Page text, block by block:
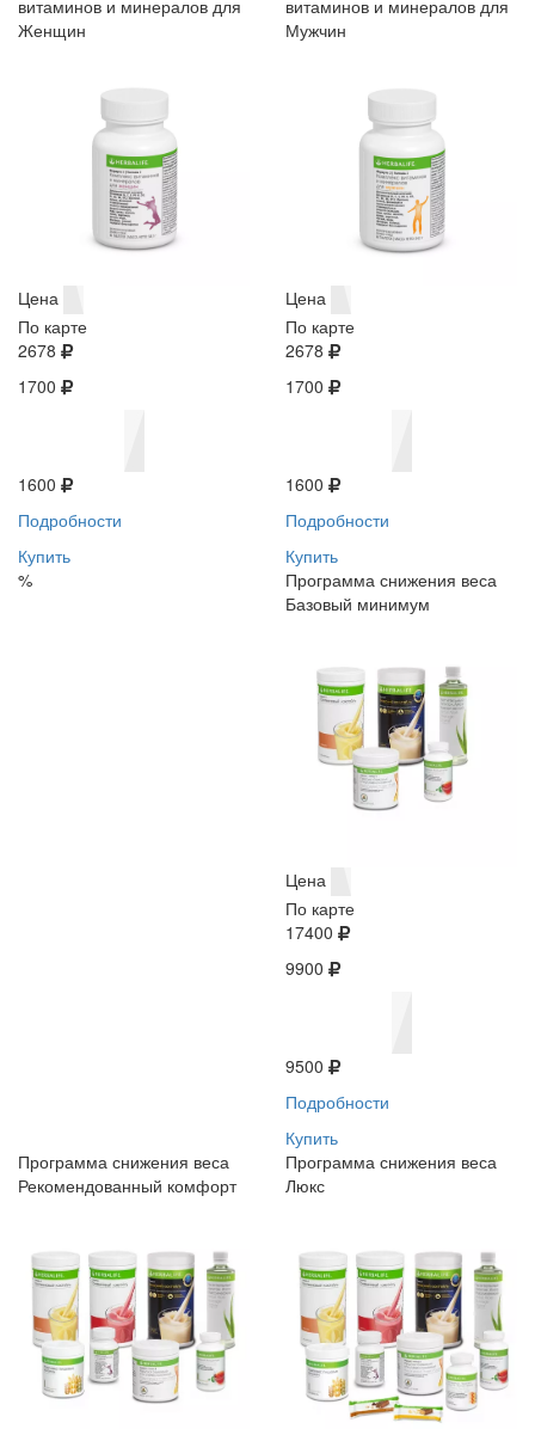
витаминов и минералов для
Женщин
Цена
По карте
2678
1700
1600
Подробности
Купить
%
витаминов и минералов для
Мужчин
Цена
По карте
2678
1700
1600
Подробности
Купить
Программа снижения веса
Базовый минимум
Цена
По карте
17400
9900
9500
Подробности
Купить
Программа снижения веса
Рекомендованный комфорт
Программа снижения веса
Люкс